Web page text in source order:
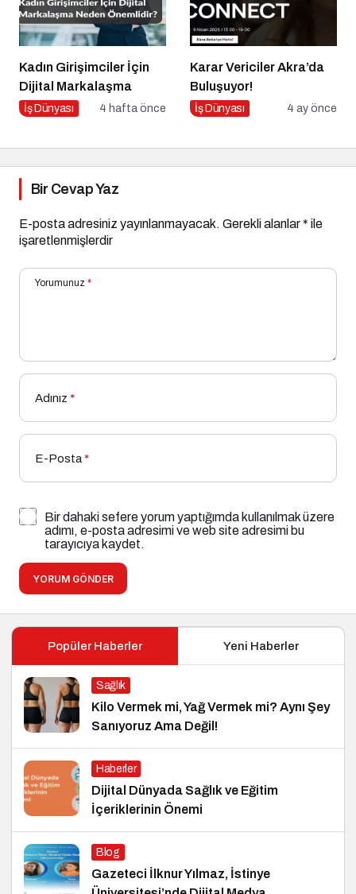
Kadın Girişimciler İçin
Dijital Markalaşma
İş Dünyası 4 hafta önce
Karar Vericiler Akra’da
Buluşuyor!
İş Dünyası 4 ay önce
Bir Cevap Yaz
E-posta adresiniz yayınlanmayacak. Gerekli alanlar* ile
işaretlenmişlerdir
Yorumunuz *
Adınız *
E-Posta*
Bir dahaki sefere yorum yaptığımda kullanılmak üzere
adımı, e-posta adresimi ve web site adresimi bu
tarayıcıya kaydet.
YORUM GÖNDER
Popüler Haberler Yeni Haberler
Sağlık
Kilo Vermek mi, Yağ Vermek mi? Aynı Şey
Sanıyoruz Ama Değil!
Haberler
Dijital Dünyada Sağlık ve Eğitim
İçeriklerinin Önemi
Blog
Gazeteci İlknur Yılmaz, İstinye